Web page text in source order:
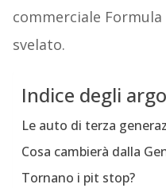
commerciale Formula
svelato.
Indice degli
Le auto di terza
Cosa cambierà dalla
Tornano i pit stop?